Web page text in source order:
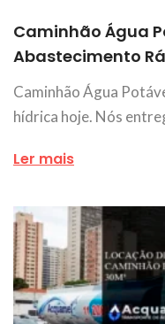
Caminhão Água
Abastecimento
Caminhão Água
hídrica hoje. Nós
Ler mais